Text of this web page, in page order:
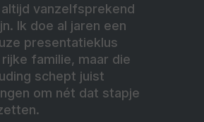
vanzelfsprekend
Ik doe al jaren een
presentatieklus
familie, maar die
schept juist
om nét dat stapje